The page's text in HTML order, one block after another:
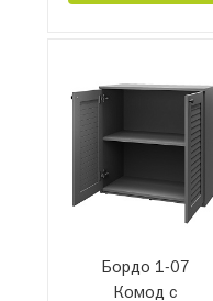
Бордо 1-07
Комод с